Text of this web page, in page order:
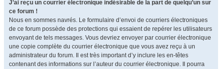
J’ai reçu un courrier électronique indésirable de la part de quelqu’un sur
ce forum !
Nous en sommes navrés. Le formulaire d’envoi de courriers électroniques
de ce forum possède des protections qui essaient de repérer les utilisateurs
envoyant de tels messages. Vous devriez envoyer par courrier électronique
une copie complète du courrier électronique que vous avez reçu à un
administrateur du forum. Il est très important d’y inclure les en-têtes
contenant des informations sur l’auteur du courrier électronique. Il pourra